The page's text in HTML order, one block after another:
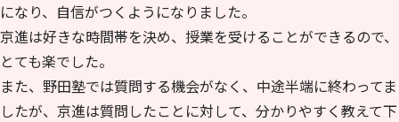
になり、自信がつくようになりました。
京進は好きな時間帯を決め、授業を受けることができるので、
とても楽でした。
また、野田塾では質問する機会がなく、中途半端に終わってま
したが、京進は質問したことに対して、分かりやすく教えて下